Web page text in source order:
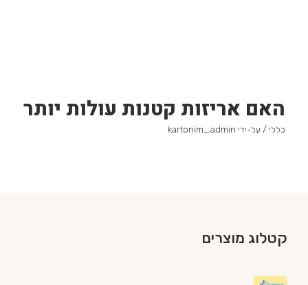
האם אריזות קטנות עולות יותר
כללי / על-ידי kartonim_admin
קטלוג מוצרים